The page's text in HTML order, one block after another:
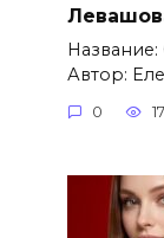
Название:
Автор:
0 17